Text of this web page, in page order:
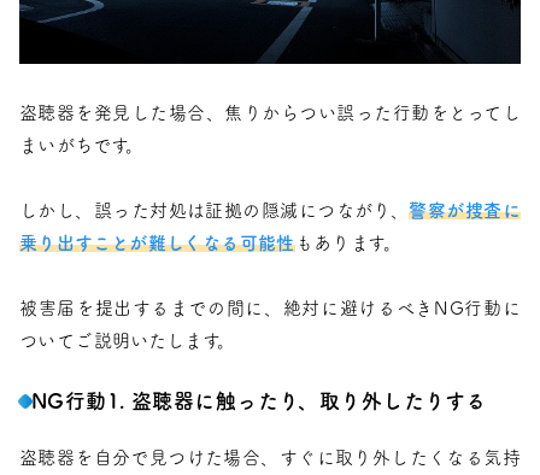
盗聴器を発見した場合、焦りからつい誤った行動をとってし
まいがちです。
しかし、誤った対処は証拠の隠滅につながり、警察が捜査に
乗り出すことが難しくなる可能性もあります。
被害届を提出するまでの間に、絶対に避けるべきNG行動に
ついてご説明いたします。
NG行動1. 盗聴器に触ったり、取り外したりする
盗聴器を自分で見つけた場合、すぐに取り外したくなる気持